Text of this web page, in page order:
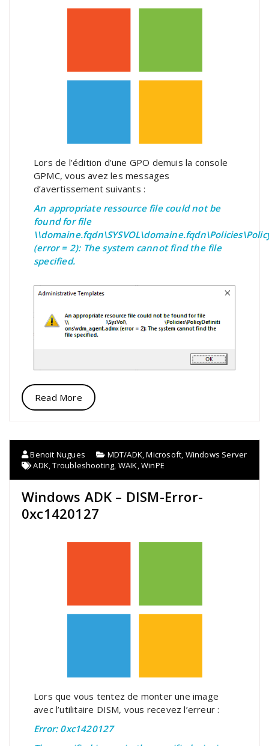
Lors de l’édition d’une GPO demuis la console
GPMC, vous avez les messages
d’avertissement suivants :
An appropriate ressource file could not be
found for file
(error = 2): The system cannot find the file
specified.
Read More
Benoit Nugues MDT/ADK,Microsoft, Windows Server
ADK,Troubleshooting, WAIK,WinPE
Windows ADK – DISM-Error-
0xc1420127
Lors que vous tentez de monter une image
avec l’utilitaire DISM, vous recevez l’erreur :
Error: 0xc1420127